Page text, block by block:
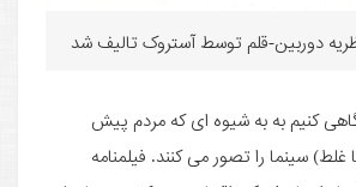
کنیم به به شیوه ای که مردم پیش
سینما را تصور می کنند. فیلمنامه